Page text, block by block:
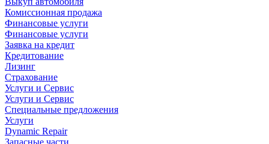
Комиссионная продажа
Финансовые услуги
Финансовые услуги
Заявка на кредит
Кредитование
Лизинг
Страхование
Услуги и Сервис
Услуги и Сервис
Специальные предложения
Услуги
Dynamic Repair
Запасные части